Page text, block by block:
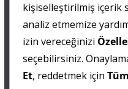
Fatma MARMARA
0 538 844 90 90
Mesut IŞIKAY
kişiselleştirilmiş içerik
analiz etmemize
izin vereceğinizi
seçebilirsiniz.
Et, reddetmek için